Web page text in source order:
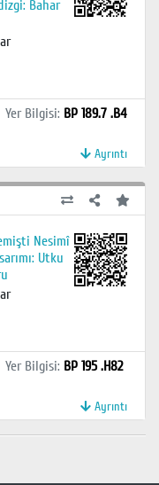
Bahar
Yer Bilgisi: BP 189.7 .B4
Ayrıntı
Nesimî
Utku
Yer Bilgisi: BP 195 .H82
Ayrıntı